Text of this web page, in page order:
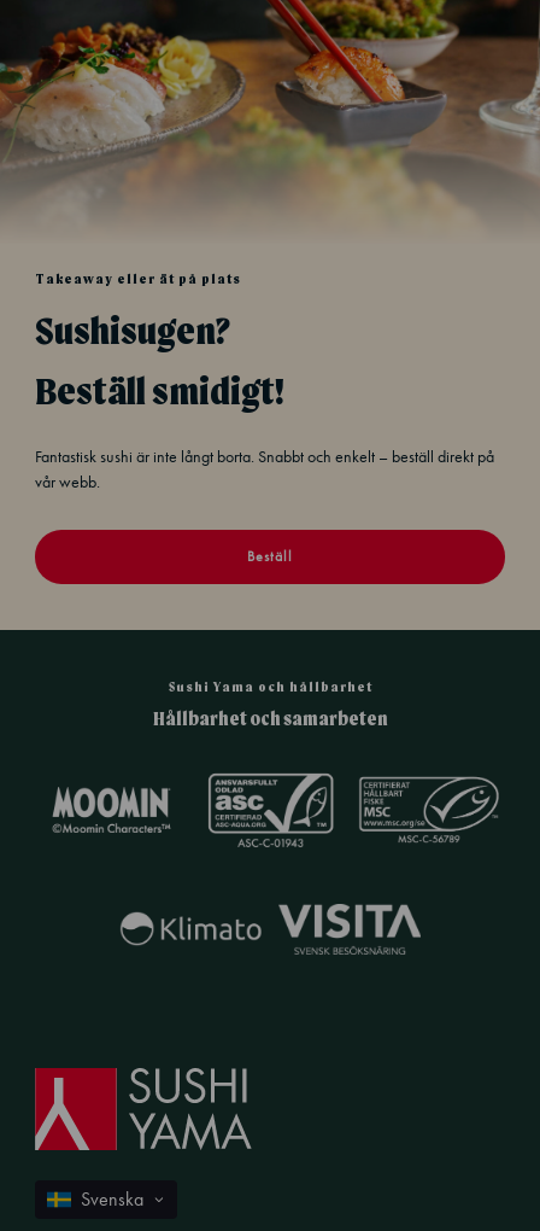
Takeaway eller ät på plats
Sushisugen?
Beställ smidigt!
Fantastisk sushi är inte långt borta. Snabbt och enkelt – beställ direkt på
vår webb.
Beställ
Sushi Yama och hållbarhet
Hållbarhet och samarbeten